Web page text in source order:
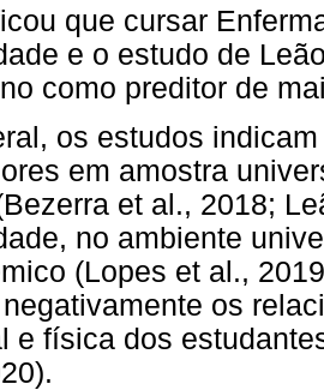
que cursar
e o estudo de
como preditor de
os estudos
em amostra
et al., 2018;
no ambiente
(Lopes et al.,
os
e física dos